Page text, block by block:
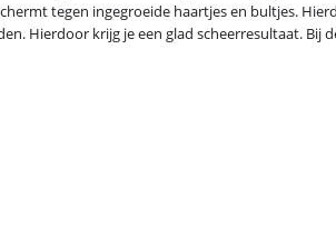
tegen ingegroeide haartjes en bultjes.
Hierdoor krijg je een glad scheerresultaat. Bij